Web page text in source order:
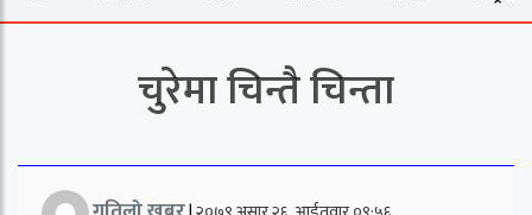
चुरेमा चिन्तै चिन्ता